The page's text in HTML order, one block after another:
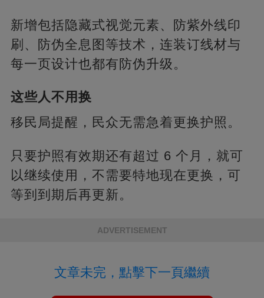
新增包括隐藏式视觉元素、防紫外线印
刷、防伪全息图等技术，连装订线材与
每一页设计也都有防伪升级。
这些人不用换
移民局提醒，民众无需急着更换护照。
只要护照有效期还有超过 6 个月，就可
以继续使用，不需要特地现在更换，可
等到到期后再更新。
ADVERTISEMENT
文章未完，點擊下一頁繼續